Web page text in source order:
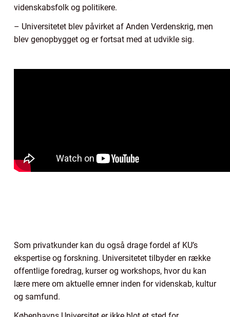
videnskabsfolk og politikere.
– Universitetet blev påvirket af Anden Verdenskrig, men
blev genopbygget og er fortsat med at udvikle sig.
Som privatkunder kan du også drage fordel af KU’s
ekspertise og forskning. Universitetet tilbyder en række
offentlige foredrag, kurser og workshops, hvor du kan
lære mere om aktuelle emner inden for videnskab, kultur
og samfund.